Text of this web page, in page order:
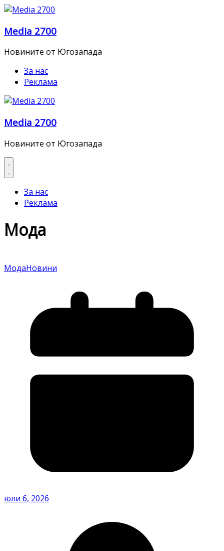
Skip
content
Media 2700
Новините от Югозапада
За нас
Реклама
Media 2700
Новините от Югозапада
За нас
Реклама
Мода
МодаНовини
юли 6, 2026